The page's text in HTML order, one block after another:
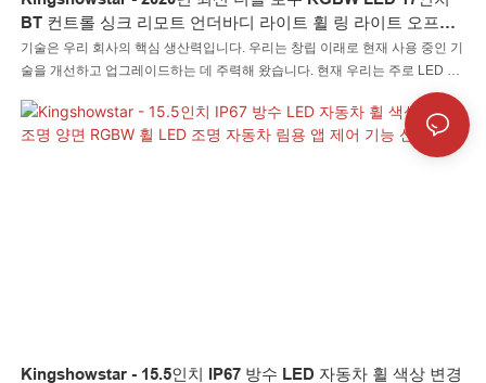
BT 컨트롤 싱크 리모트 언더바디 라이트 휠 링 라이트 오프로
드 RZZ ATV UTV 4X4 RGBW LED 휠 라이트
기술은 우리 회사의 핵심 생산력입니다. 우리는 창립 이래로 현재 사용 중인 기
술을 개선하고 업그레이드하는 데 주력해 왔습니다. 현재 우리는 주로 LED 자
동차 조명 LED 록 조명 LED 채찍 조명 LED 휠 조명 LED 헤드라이트 LED 오
토바이 조명 LED 보트 조명 LED 와이어 커넥터 LED 컨트롤러를 제조하는 데
채택하고 있습니다. 자동차 조명 시스템의 응용 프로그램에서 사용됩니다.
Kingshowstar - 15.5인치 IP67 방수 LED 자동차 휠 색상 변경